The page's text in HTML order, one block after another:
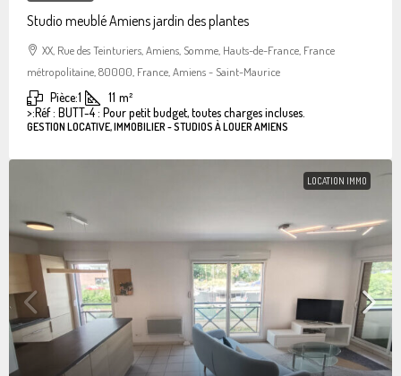
Studio meublé Amiens jardin des plantes
XX, Rue des Teinturiers, Amiens, Somme, Hauts-de-France, France
métropolitaine, 80000, France, Amiens - Saint-Maurice
Pièce:1 11 m²
>:Réf : BUTT-4 : Pour petit budget, toutes charges incluses.
GESTION LOCATIVE, IMMOBILIER - STUDIOS À LOUER AMIENS
LOCATION IMMO